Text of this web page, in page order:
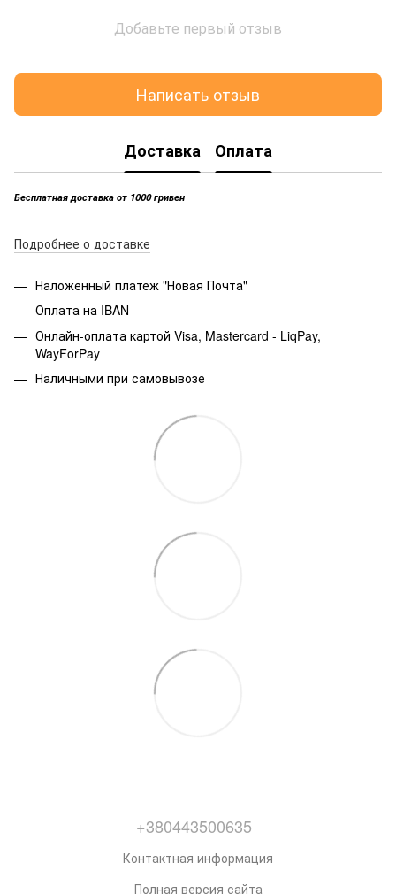
Добавьте первый отзыв
Написать отзыв
Доставка Оплата
Бесплатная доставка от 1000 гривен
Подробнее о доставке
Наложенный платеж "Новая Почта"
Оплата на IBAN
Онлайн-оплата картой Visa, Mastercard - LiqPay,
WayForPay
Наличными при самовывозе
+380443500635
Контактная информация
Полная версия сайта